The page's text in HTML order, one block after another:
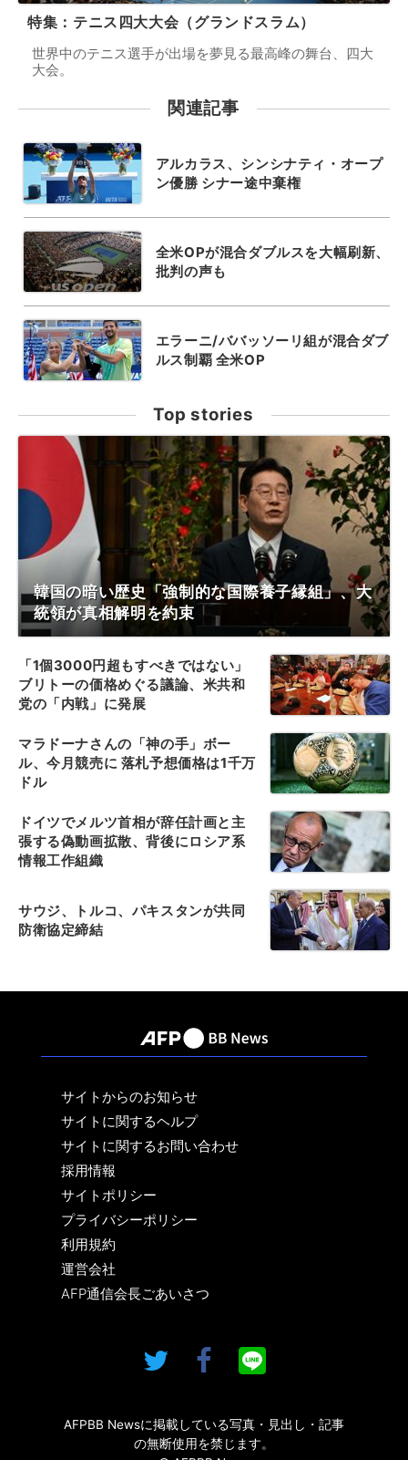
特集：テニス四大大会（グランドスラム）
世界中のテニス選手が出場を夢見る最高峰の舞台、四大
大会。
関連記事
アルカラス、シンシナティ・オープ
ン優勝 シナー途中棄権
全米OPが混合ダブルスを大幅刷新、
批判の声も
エラーニ/ババッソーリ組が混合ダブ
ルス制覇 全米OP
Top stories
韓国の暗い歴史「強制的な国際養子縁組」、大
統領が真相解明を約束
「1個3000円超もすべきではない」
ブリトーの価格めぐる議論、米共和
党の「内戦」に発展
マラドーナさんの「神の手」ボー
ル、今月競売に 落札予想価格は1千万
ドル
ドイツでメルツ首相が辞任計画と主
張する偽動画拡散、背後にロシア系
情報工作組織
サウジ、トルコ、パキスタンが共同
防衛協定締結
サイトからのお知らせ
サイトに関するヘルプ
サイトに関するお問い合わせ
採用情報
サイトポリシー
プライバシーポリシー
利用規約
運営会社
AFP通信会長ごあいさつ
AFPBB Newsに掲載している写真・見出し・記事
の無断使用を禁じます。